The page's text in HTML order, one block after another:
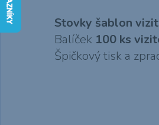
Stovky šablon
Balíček 100 ks
Špičkový tisk a